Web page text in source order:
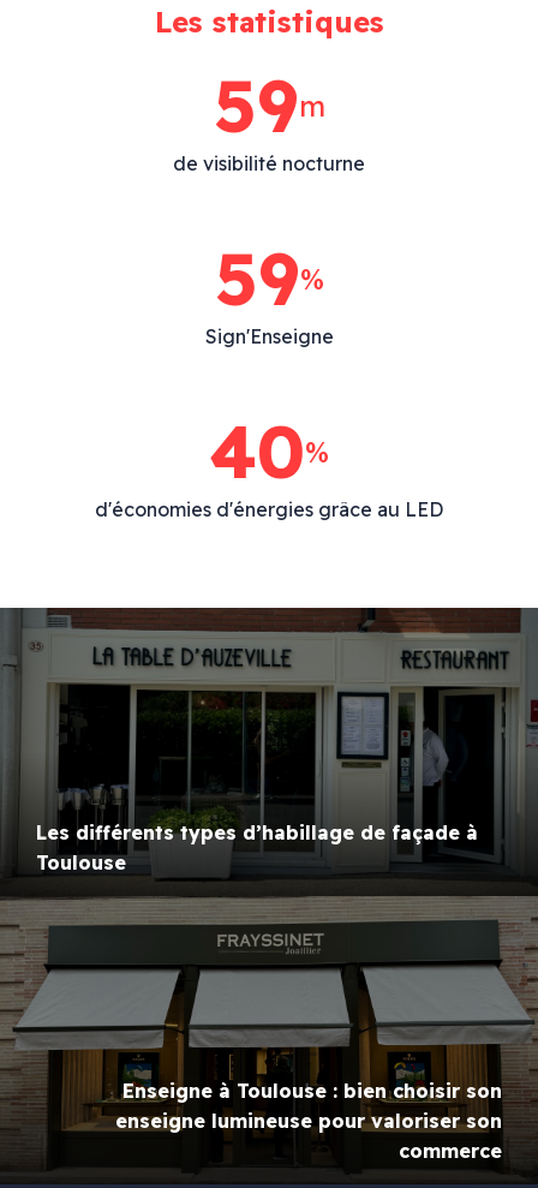
Les statistiques
76m
de visibilité nocturne
76%
Sign'Enseigne
40%
d'économies d'énergies grâce au LED
Les différents types d’habillage de façade à
Toulouse
Enseigne à Toulouse : bien choisir son
enseigne lumineuse pour valoriser son
commerce